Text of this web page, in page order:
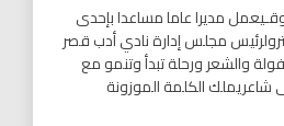
مديرا عاما مساعدا بإحدى
مجلس إدارة نادي أدب قصر
والشعر ورحلة تبدأ وتنمو مع
شاعريملك الكلمة الموزونة